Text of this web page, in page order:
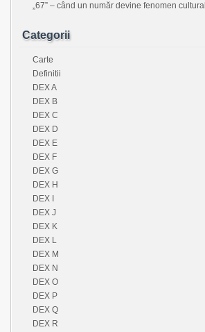
„67” – când un număr devine fenomen cultural
Categorii
Carte
Definitii
DEX A
DEX B
DEX C
DEX D
DEX E
DEX F
DEX G
DEX H
DEX I
DEX J
DEX K
DEX L
DEX M
DEX N
DEX O
DEX P
DEX Q
DEX R